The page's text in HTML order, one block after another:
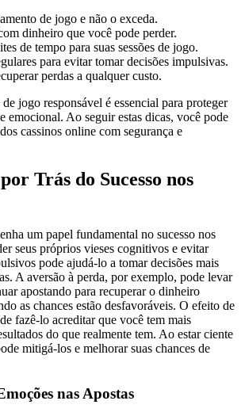
de jogo e não o exceda.
dinheiro que você pode perder.
de tempo para suas sessões de jogo.
para evitar tomar decisões impulsivas.
perdas a qualquer custo.
jogo responsável é essencial para proteger
emocional. Ao seguir estas dicas, você pode
cassinos online com segurança e
Trás do Sucesso nos
um papel fundamental no sucesso nos
seus próprios vieses cognitivos e evitar
pode ajudá-lo a tomar decisões mais
A aversão à perda, por exemplo, pode levar
apostando para recuperar o dinheiro
as chances estão desfavoráveis. O efeito de
fazê-lo acreditar que você tem mais
do que realmente tem. Ao estar ciente
mitigá-los e melhorar suas chances de
nas Apostas